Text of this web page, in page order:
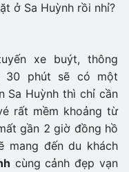
ở Sa Huỳnh rồi nhỉ?
xe buýt, thông
30 phút sẽ có một
Sa Huỳnh thì chỉ cần
rất mềm khoảng từ
gần 2 giờ đồng hồ
mang đến du khách
cùng cảnh đẹp vạn